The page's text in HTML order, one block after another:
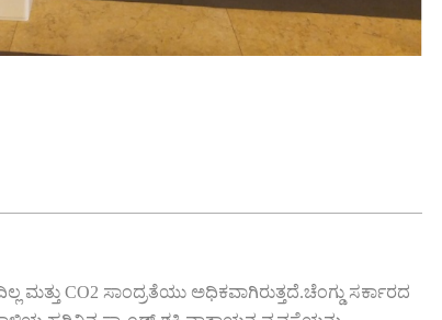
CO2 ಸಾಂದ್ರತೆಯು ಅಧಿಕವಾಗಿರುತ್ತದೆ.ಚೆಂಗ್ಡು ಸರ್ಕಾರದ